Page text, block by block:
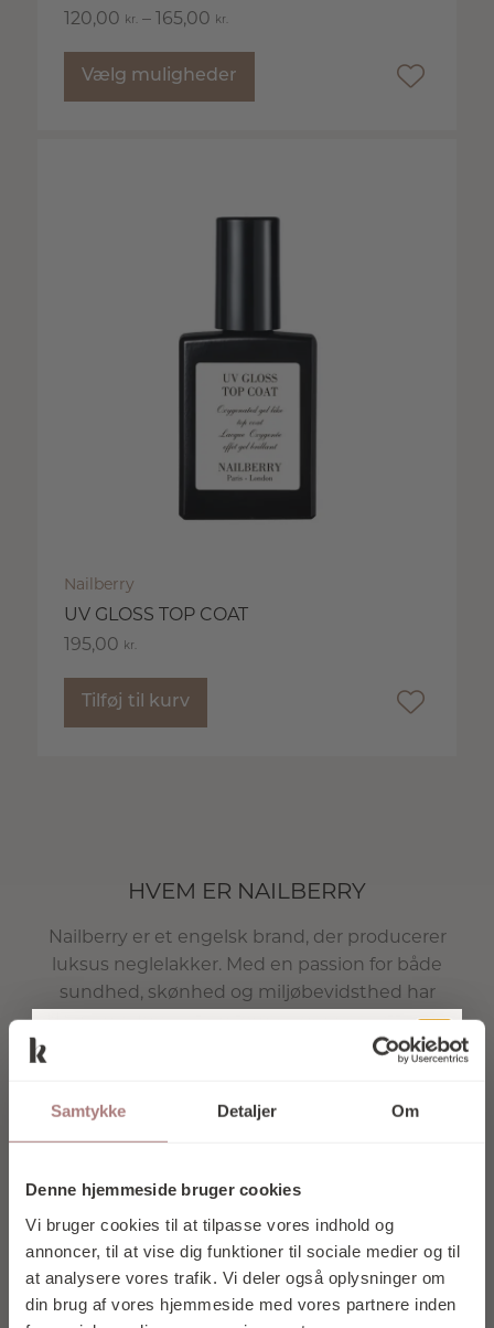
Samtykke Detaljer Om
Denne hjemmeside bruger cookies
Vi bruger cookies til at tilpasse vores indhold og
annoncer, til at vise dig funktioner til sociale medier og til
at analysere vores trafik. Vi deler også oplysninger om
din brug af vores hjemmeside med vores partnere inden
120,00
kr. – 165,00 kr.
Vælg muligheder
Nailberry
UV GLOSS TOP COAT
195,00
kr.
Tilføj til kurv
HVEM ER NAILBERRY
Nailberry er et engelsk brand, der producerer
luksus neglelakker. Med en passion for både
sundhed, skønhed og miljøbevidsthed har
Nailberry udviklet en formel, der beskytter og
plejer neglene, samtidig med at farven holder
Brandets prisvindende L’Oxygéné-serie bygger
på en patenteret teknologi, som lader luft og
ånde og bevare deres naturlige fugtbalance.
Resultatet er stærkere, sundere og mere
velplejede negle, uden at gå på kompromis
med hverken glans eller holdbarhed.
VORES
NYHEDSBREV
OG FÅ 10% I
RABAT PÅ DIT
FØRSTE KØB